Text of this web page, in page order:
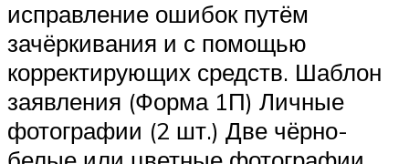
исправление ошибок путём
зачёркивания и с помощью
корректирующих средств. Шаблон
заявления (Форма 1П) Личные
фотографии (2 шт.) Две чёрно-